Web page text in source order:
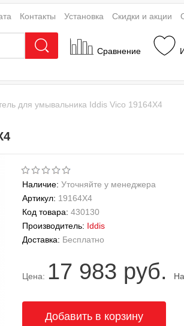
Сравнение
Контакты Установка Скидки и акции
для умывальника Iddis Vico 19164X4
Наличие: Уточняйте у менеджера
Артикул: 19164X4
Код товара: 430130
Производитель: Iddis
Доставка: Бесплатно
Цена: 17 983 руб.